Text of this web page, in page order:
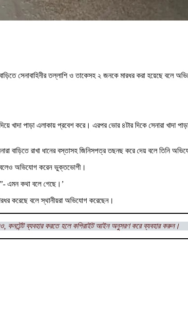
সেনাবাহিনীর তল্লাশি ও তাকেসহ ২ জনকে মারধর করা হয়েছে বলে
পাড়া এলাকায় প্রবেশ করে। এরপর ভোর ৪টার দিকে সেনারা খাদা পাড়ার
বাড়িতে রাখা ধানের বস্তাসহ জিনিসপত্র তছনছ করে দেয় বলে তিনি
বলেও অভিযোগ করেন ভুক্তভোগী।
এমন কথা বলে গেছে।’
করেছে বলে স্থানীয়রা অভিযোগ করেছেন।
কনটেন্ট ব্যবহার করতে হলে কপিরাইট আইন অনুসরণ করে ব্যবহার করুন।